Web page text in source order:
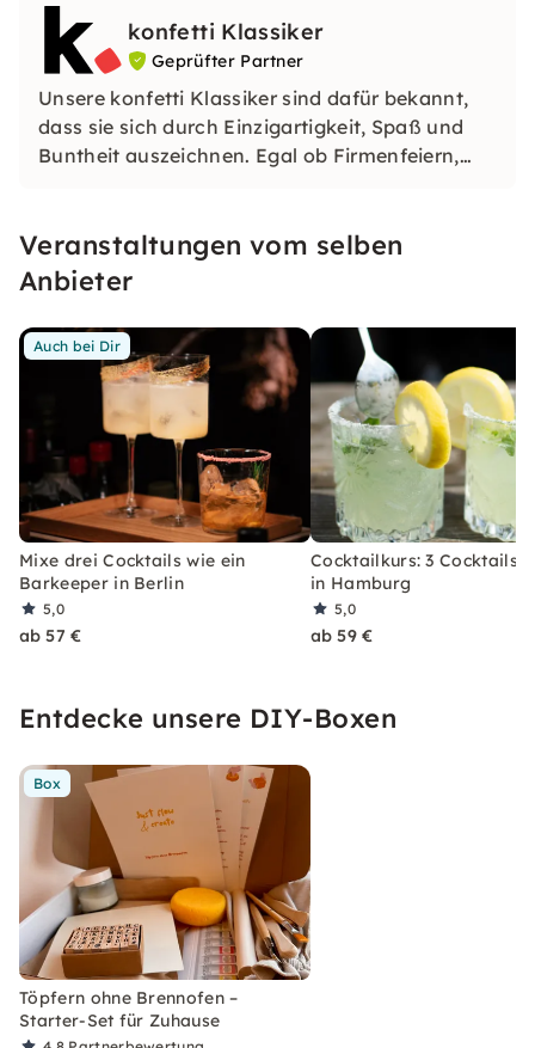
Lieblingsstücke, die Du im Alltag nutzen oder
verschenken kannst.
konfetti Klassiker
Geprüfter Partner
Unsere konfetti Klassiker sind dafür bekannt,
dass sie sich durch Einzigartigkeit, Spaß und
Buntheit auszeichnen. Egal ob Firmenfeiern,
erleben, welches Du so schnell nicht vergessen
wirst.
Veranstaltungen vom selben
Anbieter
Auch bei Dir
Mixe drei Cocktails wie ein
Barkeeper in Berlin
5,0
ab 57 €
Cocktailkurs: 3 Cocktails
in Hamburg
5,0
ab 59 €
Entdecke unsere DIY-Boxen
Box
Töpfern ohne Brennofen –
Starter-Set für Zuhause